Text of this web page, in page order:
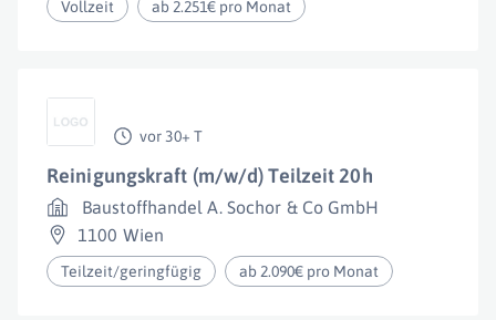
Vollzeit ab 2.251€ pro Monat
vor 30+ T
Reinigungskraft (m/w/d) Teilzeit 20h
Baustoffhandel A. Sochor & Co GmbH
1100 Wien
Teilzeit/geringfügig ab 2.090€ pro Monat